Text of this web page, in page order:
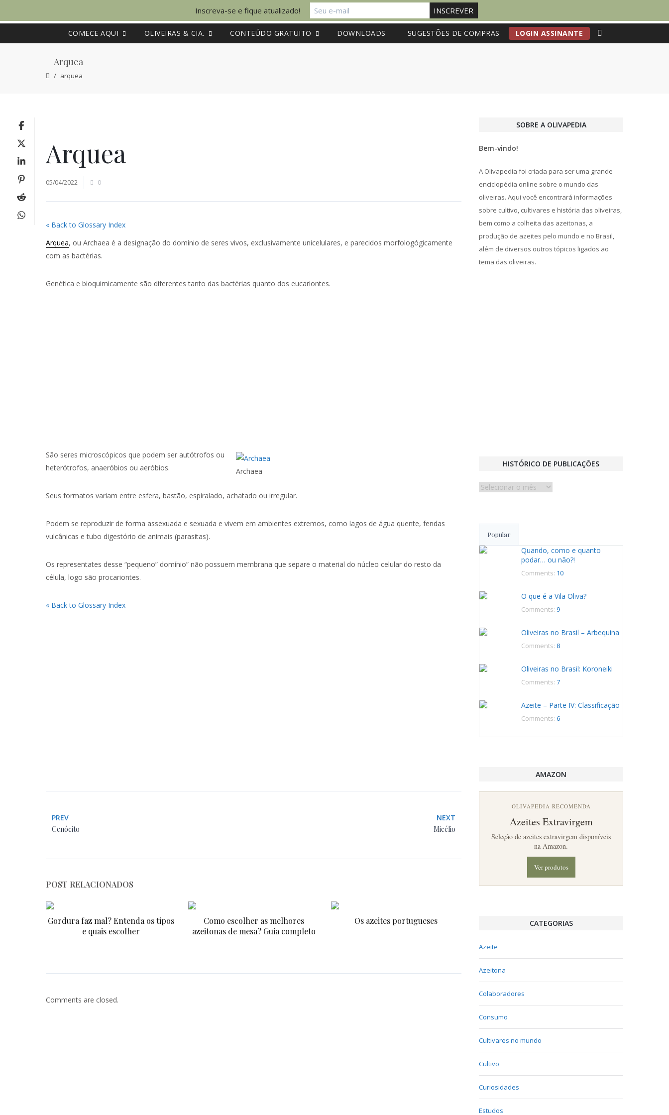
COMECE AQUI OLIVEIRAS & CIA. CONTEÚDO GRATUITO DOWNLOADS SUGESTÕES DE COMPRAS LOGIN ASSINANTE
Arquea
arquea
Arquea
05/04/2022 0
« Back to Glossary Index
Arquea, ou Archaea é a designação do domínio de seres vivos, exclusivamente unicelulares, e parecidos morfologógicamente
com as bactérias.
Genética e bioquimicamente são diferentes tanto das bactérias quanto dos eucariontes.
Archaea
São seres microscópicos que podem ser autótrofos ou
heterótrofos, anaeróbios ou aeróbios.
Seus formatos variam entre esfera, bastão, espiralado, achatado ou irregular.
Podem se reproduzir de forma assexuada e sexuada e vivem em ambientes extremos, como lagos de água quente, fendas
vulcânicas e tubo digestório de animais (parasitas).
Os representates desse “pequeno” domínio” não possuem membrana que separe o material do núcleo celular do resto da
célula, logo são procariontes.
« Back to Glossary Index
PREV
Cenócito
NEXT
Micélio
POST RELACIONADOS
Gordura faz mal? Entenda os tipos
e quais escolher
Como escolher as melhores
azeitonas de mesa? Guia completo
Os azeites portugueses
Comments are closed.
SOBRE A OLIVAPEDIA
Bem-vindo!
A Olivapedia foi criada para ser uma grande
enciclopédia online sobre o mundo das
oliveiras. Aqui você encontrará informações
sobre cultivo, cultivares e história das oliveiras,
bem como a colheita das azeitonas, a
produção de azeites pelo mundo e no Brasil,
além de diversos outros tópicos ligados ao
tema das oliveiras.
HISTÓRICO DE PUBLICAÇÕES
Histórico
Popular
Quando, como e quanto
podar… ou não?!
Comments: 10
O que é a Vila Oliva?
Comments: 9
Oliveiras no Brasil – Arbequina
Comments: 8
Oliveiras no Brasil: Koroneiki
Comments: 7
Azeite – Parte IV: Classificação
Comments: 6
AMAZON
OLIVAPEDIA RECOMENDA
Azeites Extravirgem
Seleção de azeites extravirgem disponíveis
na Amazon.
Ver produtos
CATEGORIAS
Azeite
Azeitona
Colaboradores
Consumo
Cultivares no mundo
Cultivo
Curiosidades
Estudos
Inscreva-se e fique atualizado!